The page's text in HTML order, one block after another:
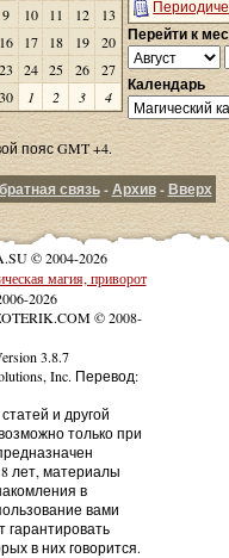
9 10 11 12 13
16 17 18 19 20
23 24 25 26 27
30 1 2 3 4
Перейти к
Календарь
пояс GMT +4.
связь-Архив-Вверх
© 2004-2026
магия, приворот
2026
© 2008-
3.8.7
Inc. Перевод:
и другой
только при
лет, материалы
в
вами
гарантировать
в них говорится.